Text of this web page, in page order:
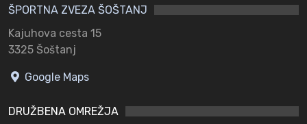
ŠPORTNA ZVEZA ŠOŠTANJ
Kajuhova cesta 15
3325 Šoštanj
Google Maps
DRUŽBENA OMREŽJA